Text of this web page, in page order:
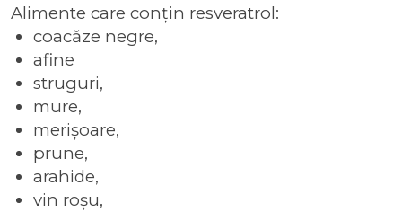
Alimente care conțin resveratrol:
coacăze negre,
afine
struguri,
mure,
merișoare,
prune,
arahide,
vin roșu,